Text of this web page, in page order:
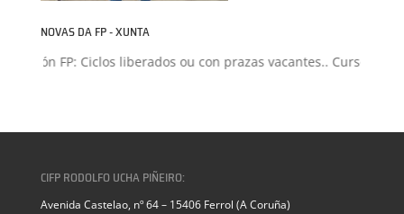
NOVAS DA FP - XUNTA
FP: Ciclos liberados ou con prazas vacantes.. Curso 2026-
CIFP RODOLFO UCHA PIÑEIRO:
Avenida Castelao, nº 64 – 15406 Ferrol (A Coruña)